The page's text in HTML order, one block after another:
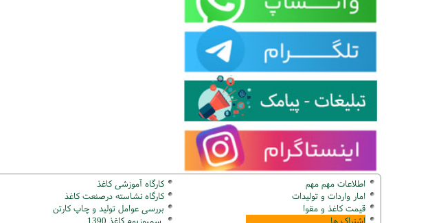
اطلاعات مهم مهم
امار واردات و تولیدات
قیمت کاغذ و مقوا
کارگاه آموزشی کاغذ
کارگاه نشاسته درصنعت کاغذ
بررسی عوامل تولید و چاپ کارتن